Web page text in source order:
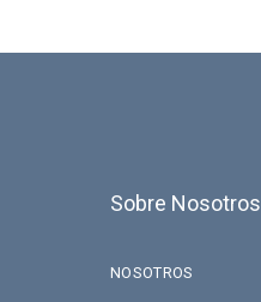
Sobre Nosotros
NOSOTROS